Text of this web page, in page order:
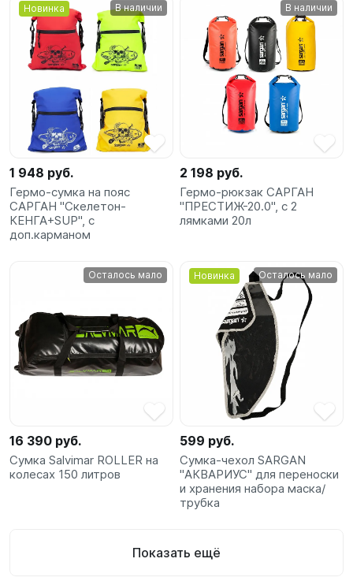
Новинка В наличии
1 948 руб.
Гермо-сумка на пояс
САРГАН "Скелетон-
КЕНГА+SUP", с
доп.карманом
В наличии
2 198 руб.
Гермо-рюкзак САРГАН
"ПРЕСТИЖ-20.0", с 2
лямками 20л
Осталось мало
16 390 руб.
Сумка Salvimar ROLLER на
колесах 150 литров
Новинка Осталось мало
599 руб.
Сумка-чехол SARGAN
"АКВАРИУС" для переноски
и хранения набора маска/
трубка
Показать ещё